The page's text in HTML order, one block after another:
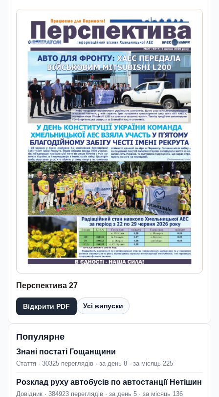
Перспектива 27
Відкрити PDF Усі випуски
Популярне
Знані постаті Гощанщини
Стаття · 30325 переглядів · за день 8 · за місяць 225
Розклад руху автобусів по автостанції Нетішин
Довідник · 384923 переглядів · за день 5 · за місяць 136